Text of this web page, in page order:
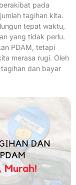
pada
tagihan kita.
tepat waktu,
yang tidak perlu.
PDAM, tetapi
merasa rugi. Oleh
dan bayar